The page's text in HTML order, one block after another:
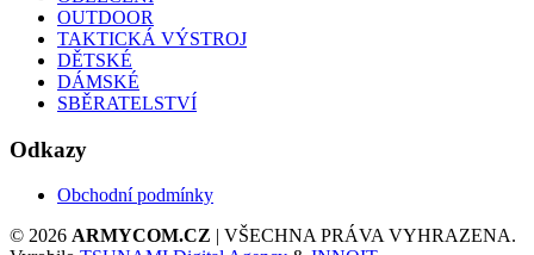
OUTDOOR
TAKTICKÁ VÝSTROJ
DĚTSKÉ
DÁMSKÉ
SBĚRATELSTVÍ
Odkazy
Obchodní podmínky
© 2026 ARMYCOM.CZ | VŠECHNA PRÁVA VYHRAZENA.